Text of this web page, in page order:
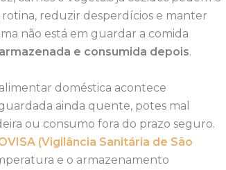
reduzir desperdícios e manter
não está em guardar a comida
e consumida depois.
doméstica acontece
ainda quente, potes mal
ou consumo fora do prazo seguro.
(Vigilância Sanitária de São
e o armazenamento